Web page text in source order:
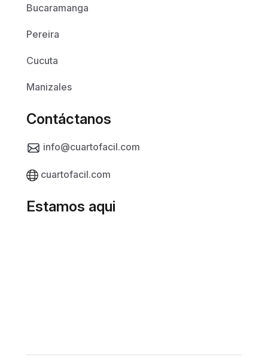
Bucaramanga
Pereira
Cucuta
Manizales
Contáctanos
info@cuartofacil.com
cuartofacil.com
Estamos aqui